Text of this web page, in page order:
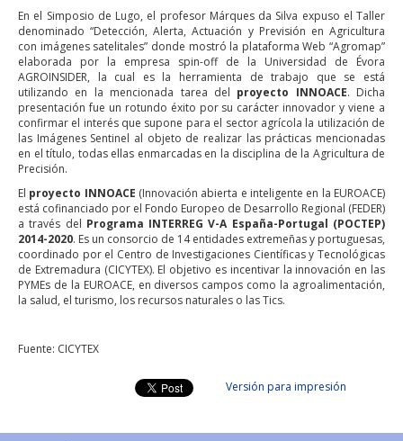
En el Simposio de Lugo, el profesor Márques da Silva expuso el Taller
denominado “Detección, Alerta, Actuación y Previsión en Agricultura
con imágenes satelitales” donde mostró la plataforma Web “Agromap”
elaborada por la empresa spin-off de la Universidad de Évora
AGROINSIDER, la cual es la herramienta de trabajo que se está
utilizando en la mencionada tarea del proyecto INNOACE. Dicha
presentación fue un rotundo éxito por su carácter innovador y viene a
confirmar el interés que supone para el sector agrícola la utilización de
las Imágenes Sentinel al objeto de realizar las prácticas mencionadas
en el título, todas ellas enmarcadas en la disciplina de la Agricultura de
Precisión.
El proyecto INNOACE (Innovación abierta e inteligente en la EUROACE)
está cofinanciado por el Fondo Europeo de Desarrollo Regional (FEDER)
a través del Programa INTERREG V-A España-Portugal (POCTEP)
2014-2020. Es un consorcio de 14 entidades extremeñas y portuguesas,
coordinado por el Centro de Investigaciones Científicas y Tecnológicas
de Extremadura (CICYTEX). El objetivo es incentivar la innovación en las
PYMEs de la EUROACE, en diversos campos como la agroalimentación,
la salud, el turismo, los recursos naturales o las Tics.
Fuente: CICYTEX
Versión para impresión